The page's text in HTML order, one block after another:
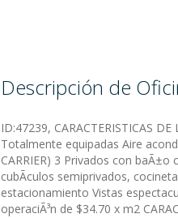
Descripción de
ID:47239, CARACTERISTICAS
Totalmente equipadas Aire
CARRIER) 3 Privados con baÃ±o
cubÃ­culos semiprivados,
estacionamiento Vistas
operaciÃ³n de $34.70 x m2